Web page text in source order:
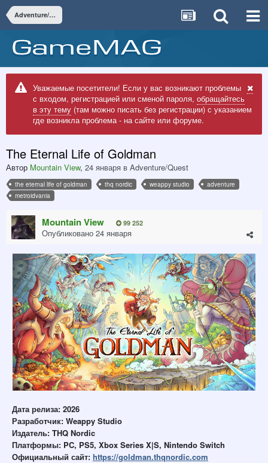
Adventure/Quest
Уважаемые посетители! Если у вас возникают проблемы
с входом, регистрацией или сменой пароля, обращайтесь
в эту тему (там можно писать без регистрации) с указанием
где возникла проблема - на сайте или форуме.
The Eternal Life of Goldman
Автор Mountain View, 24 января в Adventure/Quest
the eternal life of goldman thq nordic weappy studio
adventure
metroidvania
Mountain View 99 252
Опубликовано 24 января
Дата релиза: 2026
Разработчик: Weappy Studio
Издатель: THQ Nordic
Платформы: PC, PS5, Xbox Series X|S, Nintendo Switch
Официальный сайт: https://goldman.thqnordic.com